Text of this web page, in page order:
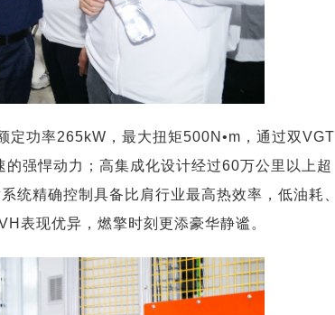
定功率265kW，最大扭矩500N•m，通过双VGT
强悍动力；高集成化设计经过60万公里以上超
统精确控制具备比肩行业最高热效率，低油耗、
表现优异，燃擎时刻更添豪华静谧。